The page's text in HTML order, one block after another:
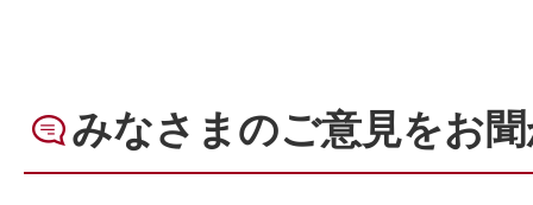
みなさまのご意見をお